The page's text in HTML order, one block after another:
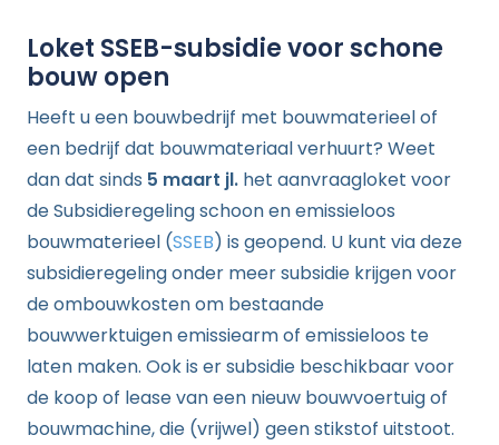
Loket SSEB-subsidie voor schone
bouw open
Heeft u een bouwbedrijf met bouwmaterieel of
een bedrijf dat bouwmateriaal verhuurt? Weet
dan dat sinds 5 maart jl. het aanvraagloket voor
de Subsidieregeling schoon en emissieloos
bouwmaterieel (SSEB) is geopend. U kunt via deze
subsidieregeling onder meer subsidie krijgen voor
de ombouwkosten om bestaande
bouwwerktuigen emissiearm of emissieloos te
laten maken. Ook is er subsidie beschikbaar voor
de koop of lease van een nieuw bouwvoertuig of
bouwmachine, die (vrijwel) geen stikstof uitstoot.